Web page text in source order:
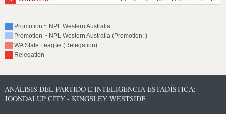
Promotion ~ NPL Western Australia
Promotion ~ NPL Western Australia (Promotion: )
WA State League (Relegation)
Relegation
ANÁLISIS DEL PARTIDO E INTELIGENCIA ESTADÍSTICA:
JOONDALUP CITY - KINGSLEY WESTSIDE